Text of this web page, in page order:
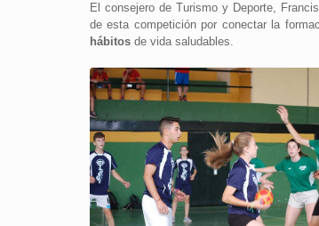
El consejero de Turismo y Deporte,
de esta competición por conectar la
hábitosde vida saludables.